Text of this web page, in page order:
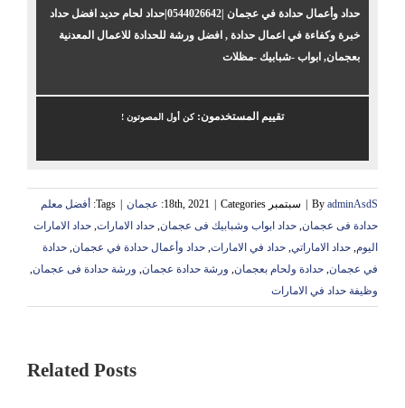
حداد وأعمال حدادة في عجمان |0544026642|حداد لحام حديد افضل حداد
خبرة وكفاءة في اعمال حدادة , افضل ورشة للحدادة للاعمال المعدنية
بعجمان, ابواب -شبابيك -مظلات
تقييم المستخدمون:كن أول المصوتون !
By adminAsdS سبتمبر 18th, 2021 Categories: عجمان Tags:
أفضل معلم
حدادة فى عجمان, حداد ابواب وشبابيك فى عجمان, حداد الامارات, حداد الامارات
اليوم, حداد الاماراتي, حداد في الامارات, حداد وأعمال حدادة في عجمان, حدادة
في عجمان, حدادة ولحام بعجمان, ورشة حدادة عجمان, ورشة حدادة فى عجمان,
وظيفة حداد في الامارات
Related Posts